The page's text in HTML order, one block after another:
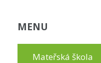
MENU
Mateřská škola